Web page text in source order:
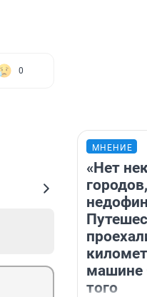
0
МНЕНИЕ
«Нет
машине
того